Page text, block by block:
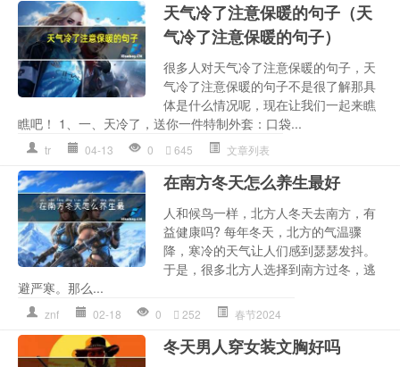
天气冷了注意保暖的句子（天
气冷了注意保暖的句子）
很多人对天气冷了注意保暖的句子，天
气冷了注意保暖的句子不是很了解那具
体是什么情况呢，现在让我们一起来瞧
瞧吧！ 1、一、天冷了，送你一件特制外套：口袋...
tr 04-13 0 645 文章列表
在南方冬天怎么养生最好
人和候鸟一样，北方人冬天去南方，有
益健康吗? 每年冬天，北方的气温骤
降，寒冷的天气让人们感到瑟瑟发抖。
于是，很多北方人选择到南方过冬，逃
避严寒。那么...
znf 02-18 0 252 春节2024
冬天男人穿女装文胸好吗